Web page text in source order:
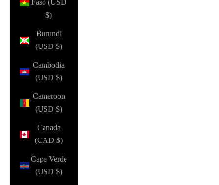
Faso (USD
$)
Burundi
(USD $)
Cambodia
(USD $)
Cameroon
(USD $)
Canada
(CAD $)
Cape Verde
(USD $)